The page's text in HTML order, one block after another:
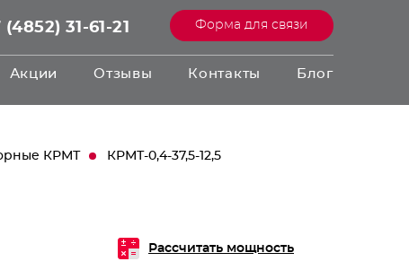
Форма для связи
(4852) 31-61-21
Акции Отзывы Контакты Блог
КРМТ КРМТ-0,4-37,5-12,5
Рассчитать мощность